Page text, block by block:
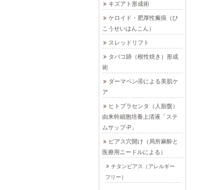
キズアト形成術
ケロイド・肥厚性瘢痕（ひ
こうせいはんこん）
スレッドリフト
タバコ跡（根性焼き）形成
術
ダーマペン④による美肌ケ
ア
ヒトプラセンタ（人胎盤）
由来幹細胞培養上清液「ステ
ムサップ-P」
ピアス穴開け（局所麻酔と
医療用ニードルによる）
チタンピアス（アレルギー
フリー）